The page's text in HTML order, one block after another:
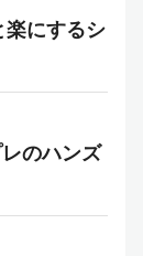
にするシ
のハンズ